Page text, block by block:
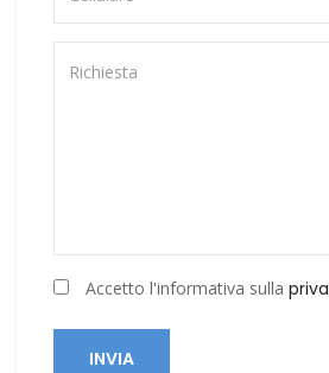
Accetto l'informativa sulla
INVIA